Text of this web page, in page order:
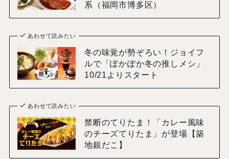
系（福岡市博多区）
あわせて読みたい
冬の味覚が勢ぞろい！ジョイフ
ルで「ぽかぽか冬の推しメシ」
10/21よりスタート
あわせて読みたい
禁断のてりたま！「カレー風味
のチーズてりたま」が登場【築
地銀だこ】